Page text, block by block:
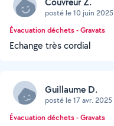
posté le 10 juin 2025
Évacuation déchets - Gravats
Echange très cordial
Guillaume D.
posté le 17 avr. 2025
Évacuation déchets - Gravats